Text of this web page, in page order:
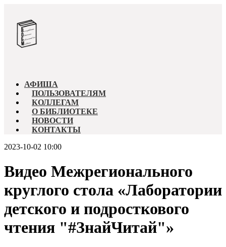
АФИША
ПОЛЬЗОВАТЕЛЯМ
КОЛЛЕГАМ
О БИБЛИОТЕКЕ
НОВОСТИ
КОНТАКТЫ
2023-10-02 10:00
Видео Межрегионального
круглого стола «Лаборатории
детского и подросткового
чтения "#ЗнайЧитай"»